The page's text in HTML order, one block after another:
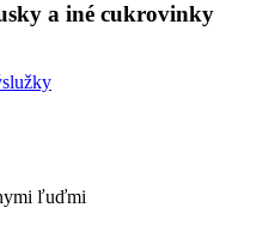
a iné cukrovinky
ľuďmi